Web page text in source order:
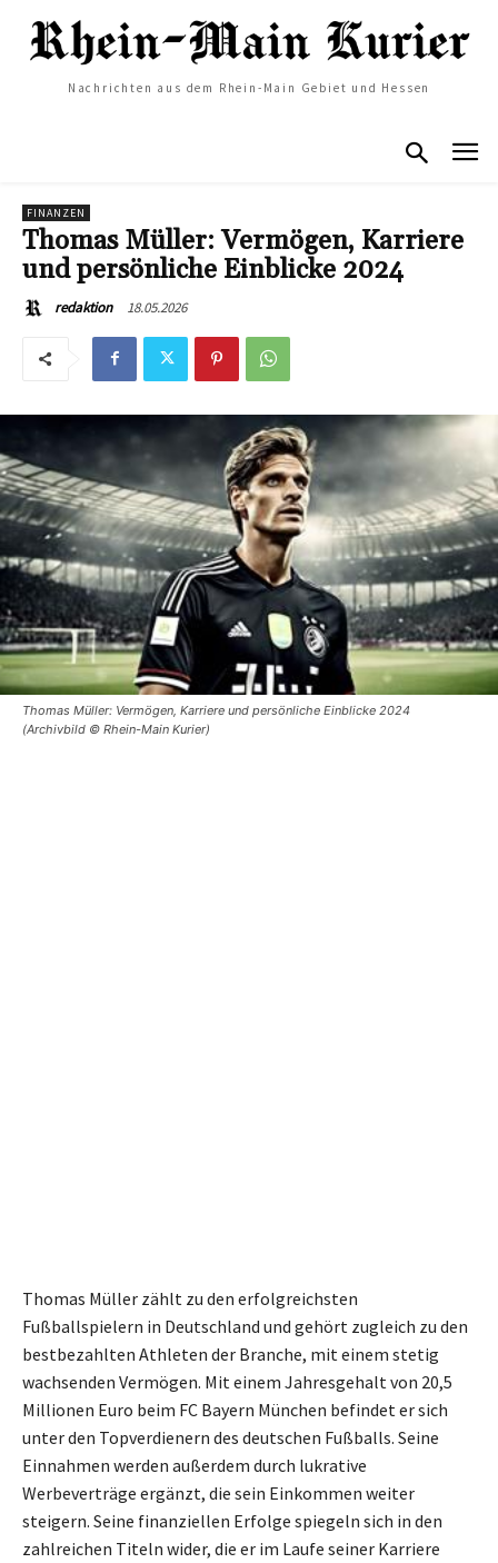
Nachrichten aus dem Rhein-Main Gebiet und Hessen
FINANZEN
Thomas Müller: Vermögen, Karriere
und persönliche Einblicke 2024
redaktion 18.05.2026
Thomas Müller: Vermögen, Karriere und persönliche Einblicke 2024
(Archivbild © Rhein-Main Kurier)
Thomas Müller zählt zu den erfolgreichsten
Fußballspielern in Deutschland und gehört zugleich zu den
bestbezahlten Athleten der Branche, mit einem stetig
wachsenden Vermögen. Mit einem Jahresgehalt von 20,5
Millionen Euro beim FC Bayern München befindet er sich
unter den Topverdienern des deutschen Fußballs. Seine
Einnahmen werden außerdem durch lukrative
Werbeverträge ergänzt, die sein Einkommen weiter
steigern. Seine finanziellen Erfolge spiegeln sich in den
zahlreichen Titeln wider, die er im Laufe seiner Karriere